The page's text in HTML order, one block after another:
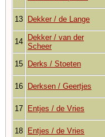
13 Dekker / de Lange
14
Dekker / van der
Scheer
15 Derks / Stoeten
16 Derksen / Geertjes
17 Entjes / de Vries
18 Entjes / de Vries